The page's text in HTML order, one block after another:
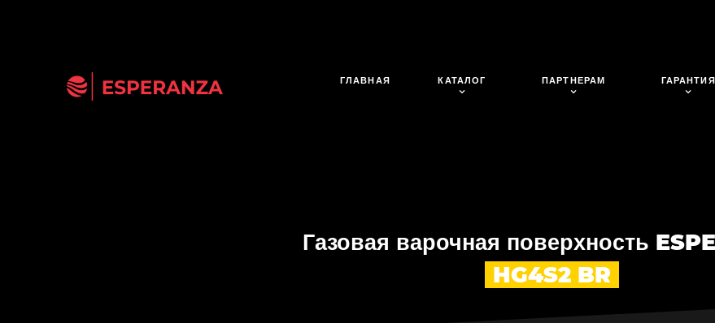
ГЛАВНАЯ КАТАЛОГ ПАРТНЕРАМ ГАРАНТИЯ
Газовая варочная поверхность
HG4S2 BR